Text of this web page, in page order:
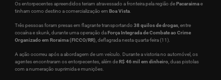
Os entorpecentes apreendidos teriam atravessado a fronteira pela região dePacaraimae
tinham como destino a comercialização em Boa Vista
Três pessoas foram presas em flagrante transportando38 quilos de drogas , entre
cocaína e skunk, durante uma operação daForça Integrada de Combate ao Crime
Organizado em Roraima (FICCO/RR) , deflagrada nesta quarta-feira (11).
A ação ocorreu após a abordagem de um veículo. Durante a vistoria no automóvel, os
agentes encontraram os entorpecentes, além deR$ 46 mil em dinheiro, duas pistolas
com a numeração suprimida e munições.